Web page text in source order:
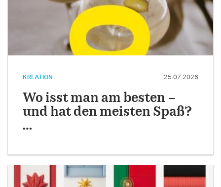
KREATION 25.07.2026
Wo isst man am besten –
und hat den meisten Spaß?
…